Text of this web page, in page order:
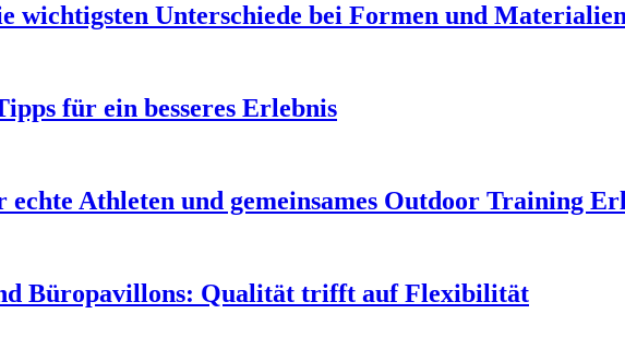
wichtigsten Unterschiede bei Formen und
für ein besseres Erlebnis
echte Athleten und gemeinsames Outdoor Training
Büropavillons: Qualität trifft auf Flexibilität